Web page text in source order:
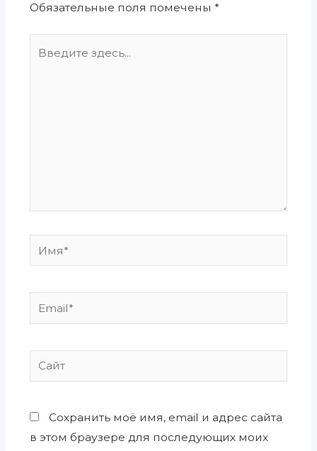
Обязательные поля помечены *
Имя*
Email*
Сайт
Сохранить моё имя, email и адрес сайта
в этом браузере для последующих моих